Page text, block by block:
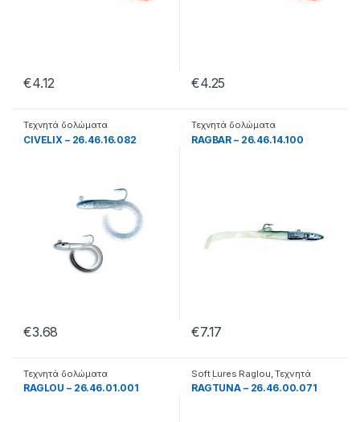
€4.12 €4.25
Τεχνητά δολώματα
CIVELIX – 26.46.16.082
€3.68
Τεχνητά δολώματα
RAGBAR – 26.46.14.100
€7.17
Τεχνητά δολώματα
RAGLOU – 26.46.01.001
Soft Lures Raglou ,Τεχνητά
δολώματα
RAGTUNA – 26.46.00.071